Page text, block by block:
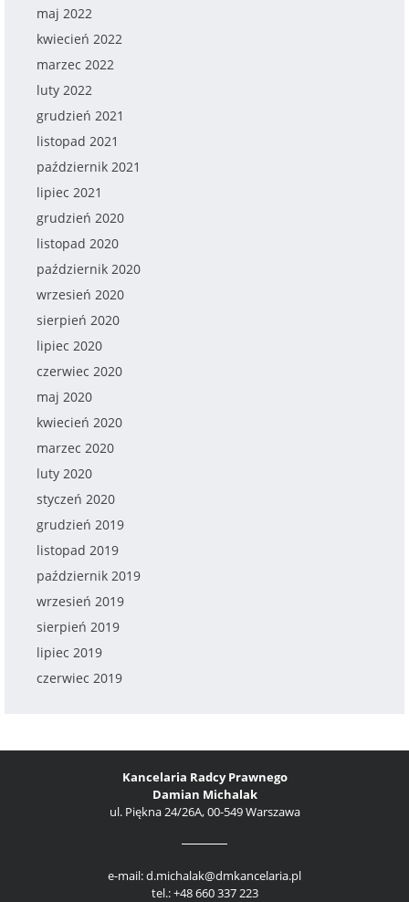
maj 2022
kwiecień 2022
marzec 2022
luty 2022
grudzień 2021
listopad 2021
październik 2021
lipiec 2021
grudzień 2020
listopad 2020
październik 2020
wrzesień 2020
sierpień 2020
lipiec 2020
czerwiec 2020
maj 2020
kwiecień 2020
marzec 2020
luty 2020
styczeń 2020
grudzień 2019
listopad 2019
październik 2019
wrzesień 2019
sierpień 2019
lipiec 2019
czerwiec 2019
Kancelaria Radcy Prawnego
Damian Michalak
ul. Piękna 24/26A, 00-549 Warszawa
e-mail: d.michalak@dmkancelaria.pl
tel.: +48 660 337 223